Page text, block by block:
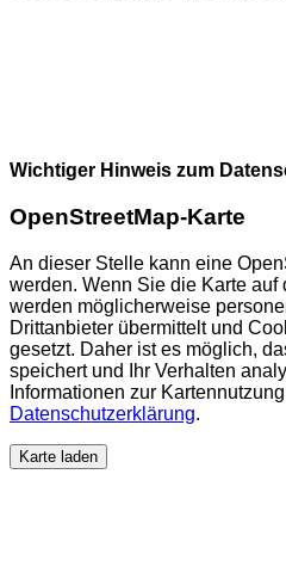
Wichtiger Hinweis zum
OpenStreetMap-Karte
An dieser Stelle kann eine
werden. Wenn Sie die Karte auf
werden möglicherweise
Drittanbieter übermittelt und
gesetzt. Daher ist es möglich,
speichert und Ihr Verhalten
Informationen zur
Datenschutzerklärung.
Karte laden